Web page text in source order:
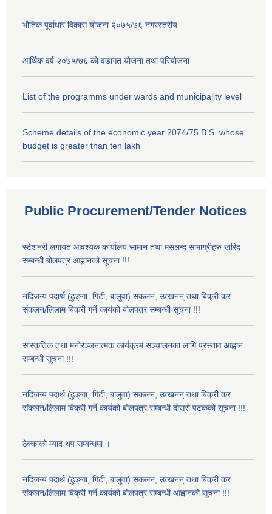
भौतिक पूर्वाधार विकास योजना २०७५/७६ नगरस्तरीय
आर्थिक वर्ष २०७५/७६ को वडागत योजना तथा परियोजना
List of the programms under wards and municipality level
Scheme details of the economic year 2074/75 B.S. whose
budget is greater than ten lakh
Public Procurement/Tender Notices
स्टेशनरी लगायत आवश्यक कार्यालय सामान तथा मसलन्द सामाग्रीहरु खरिद
सम्बन्धी बोलपत्र आह्वानको सूचना !!!
नदिजन्य पदार्थ (ढुङ्गा, गिटी, बालुवा) संकलन, उत्खनन् तथा बिक्री कर
संकलन/लिलाम बिक्री गर्ने कार्यको बोलपत्र सम्बन्धी सूचना !!!
सांस्कृतिक तथा मनोरञ्जनात्मक कार्यक्रम सञ्चालनका लागि प्रस्ताव आह्वान
सम्बन्धी सूचना !!!
नदिजन्य पदार्थ (ढुङ्गा, गिटी, बालुवा) संकलन, उत्खनन् तथा बिक्री कर
संकलन/लिलाम बिक्री गर्ने कार्यको बोलपत्र सम्बन्धी दोस्रो पटकको सूचना !!!
ठेक्काको म्याद थप सम्बन्धमा ।
नदिजन्य पदार्थ (ढुङ्गा, गिटी, बालुवा) संकलन, उत्खनन् तथा बिक्री कर
संकलन/लिलाम बिक्री गर्ने कार्यको बोलपत्र सम्बन्धी आह्वानको सूचना !!!